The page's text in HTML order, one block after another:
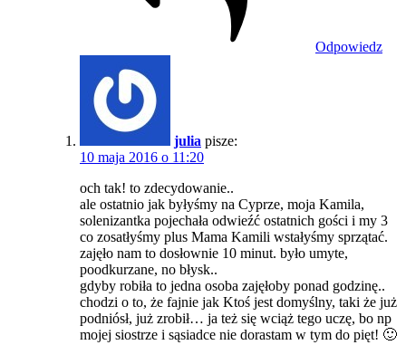
Odpowiedz
julia pisze:
10 maja 2016 o 11:20
och tak! to zdecydowanie..
ale ostatnio jak byłyśmy na Cyprze, moja Kamila,
solenizantka pojechała odwieźć ostatnich gości i my 3
co zosatłyśmy plus Mama Kamili wstałyśmy sprzątać.
zajęło nam to dosłownie 10 minut. było umyte,
poodkurzane, no błysk..
gdyby robiła to jedna osoba zajęłoby ponad godzinę..
chodzi o to, że fajnie jak Ktoś jest domyślny, taki że już
podniósł, już zrobił… ja też się wciąż tego uczę, bo np
mojej siostrze i sąsiadce nie dorastam w tym do pięt! 🙂